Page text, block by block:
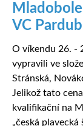
VC
O víkendu 26. -
vypravili ve
Stránská,
Jelikož tato
kvalifikační na
„česká plavecká